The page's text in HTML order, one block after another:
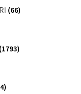
(66)
(1793)